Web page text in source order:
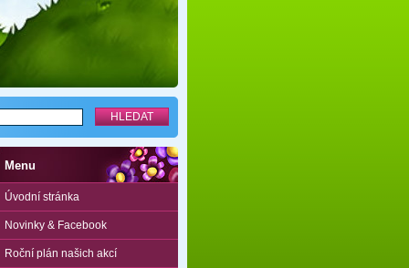
Menu
Úvodní stránka
Novinky & Facebook
Roční plán našich akcí